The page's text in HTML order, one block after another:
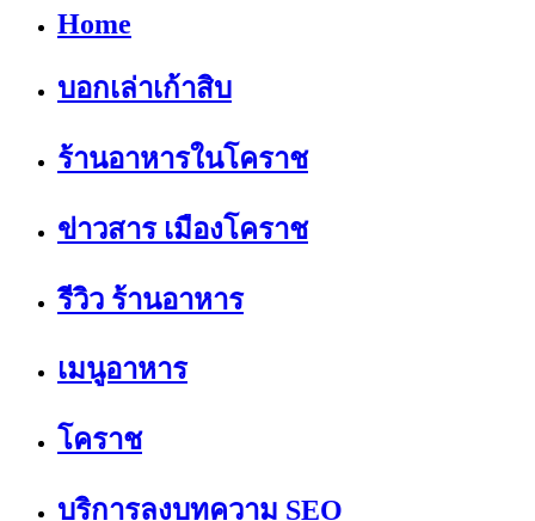
Home
บอกเล่าเก้าสิบ
ร้านอาหารในโคราช
ข่าวสาร เมืองโคราช
รีวิว ร้านอาหาร
เมนูอาหาร
โคราช
บริการลงบทความ SEO